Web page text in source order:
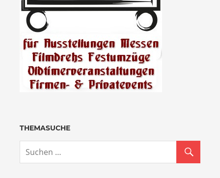
THEMASUCHE